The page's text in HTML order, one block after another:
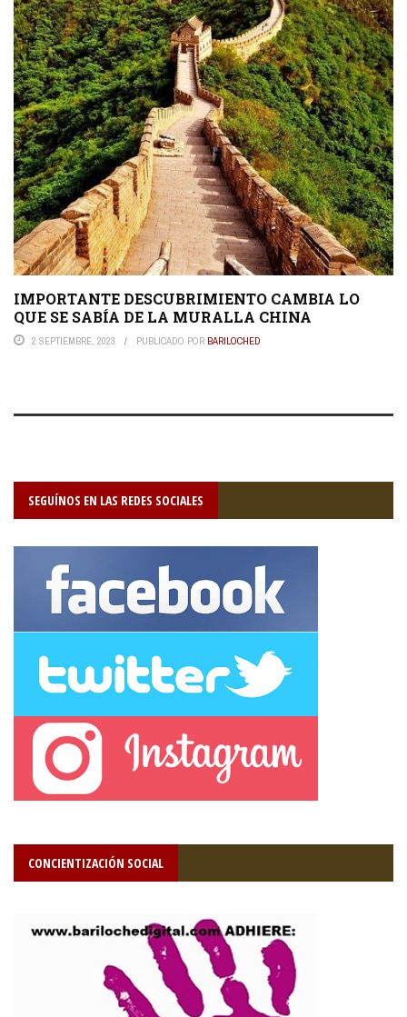
IMPORTANTE DESCUBRIMIENTO CAMBIA LO
QUE SE SABÍA DE LA MURALLA CHINA
2 SEPTIEMBRE, 2023 PUBLICADO POR BARILOCHED
SEGUÍNOS EN LAS REDES SOCIALES
CONCIENTIZACIÓN SOCIAL